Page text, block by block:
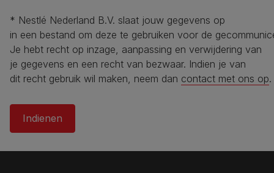
* Nestlé Nederland B.V. slaat jouw gegevens op
in een bestand om deze te gebruiken voor de
Je hebt recht op inzage, aanpassing en verwijdering van
je gegevens en een recht van bezwaar. Indien je van
dit recht gebruik wil maken, neem dan contact met ons op.